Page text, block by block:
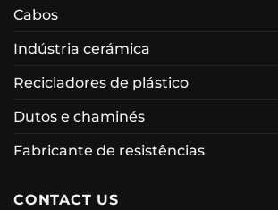
Cabos
Indústria cerámica
Recicladores de plástico
Dutos e chaminés
Fabricante de resistências
CONTACT US